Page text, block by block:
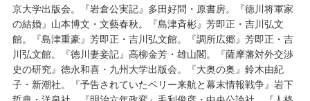
京大学出版会。『岩倉公実記』多田好問・原書房。『徳川将軍家
の結婚』山本博文・文藝春秋。『島津斉彬』芳即正・吉川弘文
館。『島津重豪』芳即正・吉川弘文館。『調所広郷』芳即正・吉
川弘文館。『徳川妻妾記』高柳金芳・雄山閣。『薩摩藩対外交渉
史の研究』徳永和喜・九州大学出版会。『大奥の奥』鈴木由紀
子・新潮社。『予告されていたペリー来航と幕末情報戦争』岩下